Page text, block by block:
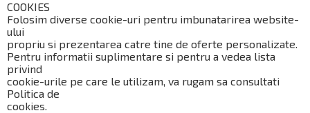
COOKIES
Folosim diverse cookie-uri pentru imbunatarirea website-
ului
propriu si prezentarea catre tine de oferte personalizate.
Pentru informatii suplimentare si pentru a vedea lista
privind
cookie-urile pe care le utilizam, va rugam sa consultati
Politica de
cookies.